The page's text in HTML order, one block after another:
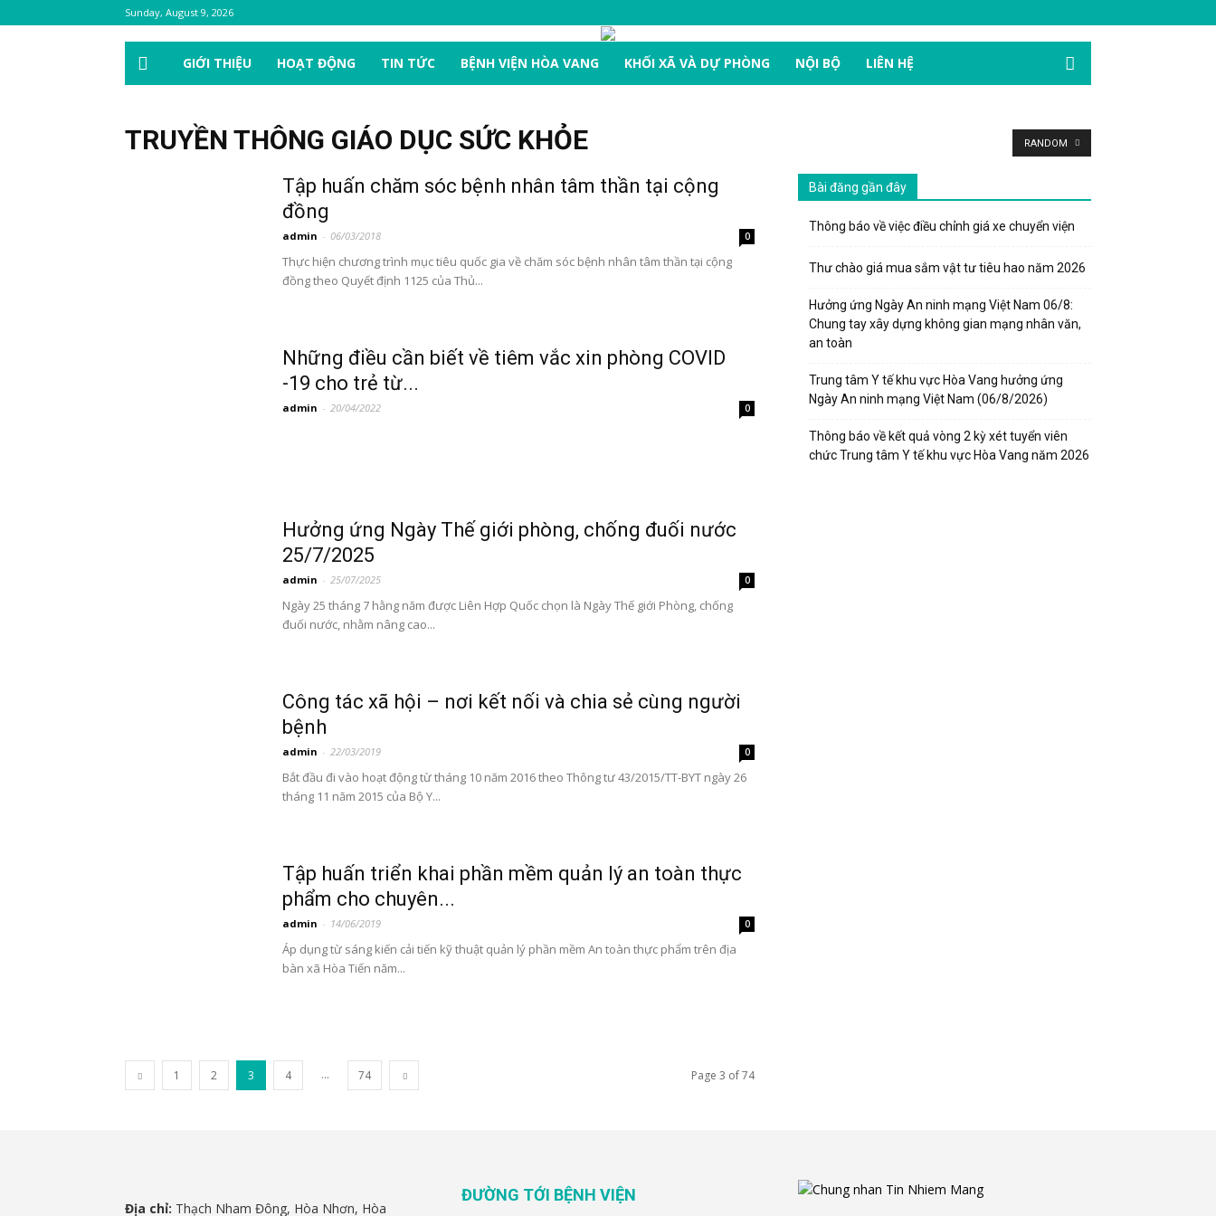
Sunday, August 9, 2026
GIỚI THIỆU HOẠT ĐỘNG TIN TỨC BỆNH VIỆN HÒA VANG KHỐI XÃ VÀ DỰ PHÒNG NỘI BỘ LIÊN HỆ
TRUYỀN THÔNG GIÁO DỤC SỨC KHỎE RANDOM
Tập huấn chăm sóc bệnh nhân tâm thần tại cộng
đồng
admin - 06/03/2018 0
Thực hiện chương trình mục tiêu quốc gia về chăm sóc bệnh nhân tâm thần tại cộng
đồng theo Quyết định 1125 của Thủ...
Những điều cần biết về tiêm vắc xin phòng COVID
-19 cho trẻ từ...
admin - 20/04/2022 0
Hưởng ứng Ngày Thế giới phòng, chống đuối nước
25/7/2025
admin - 25/07/2025 0
Ngày 25 tháng 7 hằng năm được Liên Hợp Quốc chọn là Ngày Thế giới Phòng, chống
đuối nước, nhằm nâng cao...
Công tác xã hội – nơi kết nối và chia sẻ cùng người
bệnh
admin - 22/03/2019 0
Bắt đầu đi vào hoạt động từ tháng 10 năm 2016 theo Thông tư 43/2015/TT-BYT ngày 26
tháng 11 năm 2015 của Bộ Y...
Tập huấn triển khai phần mềm quản lý an toàn thực
phẩm cho chuyên...
admin - 14/06/2019 0
Áp dụng từ sáng kiến cải tiến kỹ thuật quản lý phần mềm An toàn thực phẩm trên địa
bàn xã Hòa Tiến năm...
1 2 3 4 ... 74 Page 3 of 74
Bài đăng gần đây
Thông báo về việc điều chỉnh giá xe chuyển viện
Thư chào giá mua sắm vật tư tiêu hao năm 2026
Hưởng ứng Ngày An ninh mạng Việt Nam 06/8:
Chung tay xây dựng không gian mạng nhân văn,
an toàn
Trung tâm Y tế khu vực Hòa Vang hưởng ứng
Ngày An ninh mạng Việt Nam (06/8/2026)
Thông báo về kết quả vòng 2 kỳ xét tuyển viên
chức Trung tâm Y tế khu vực Hòa Vang năm 2026
Địa chỉ: Thạch Nham Đông, Hòa Nhơn, Hòa
ĐƯỜNG TỚI BỆNH VIỆN